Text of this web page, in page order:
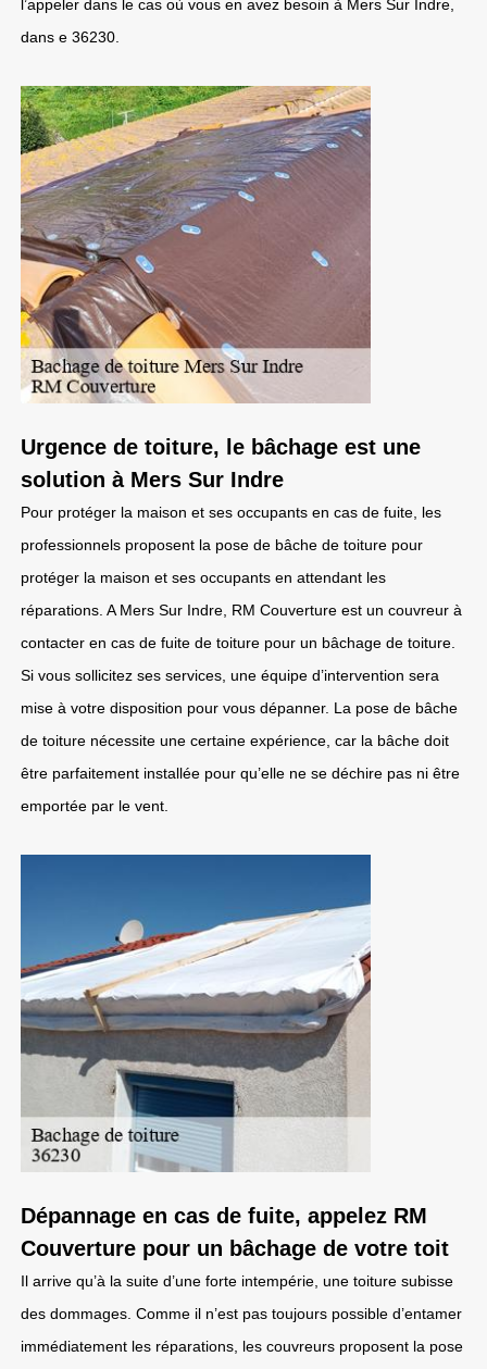
l’appeler dans le cas où vous en avez besoin à Mers Sur Indre,
dans e 36230.
Urgence de toiture, le bâchage est une
solution à Mers Sur Indre
Pour protéger la maison et ses occupants en cas de fuite, les
professionnels proposent la pose de bâche de toiture pour
protéger la maison et ses occupants en attendant les
réparations. A Mers Sur Indre, RM Couverture est un couvreur à
contacter en cas de fuite de toiture pour un bâchage de toiture.
Si vous sollicitez ses services, une équipe d’intervention sera
mise à votre disposition pour vous dépanner. La pose de bâche
de toiture nécessite une certaine expérience, car la bâche doit
être parfaitement installée pour qu’elle ne se déchire pas ni être
emportée par le vent.
Dépannage en cas de fuite, appelez RM
Couverture pour un bâchage de votre toit
Il arrive qu’à la suite d’une forte intempérie, une toiture subisse
des dommages. Comme il n’est pas toujours possible d’entamer
immédiatement les réparations, les couvreurs proposent la pose